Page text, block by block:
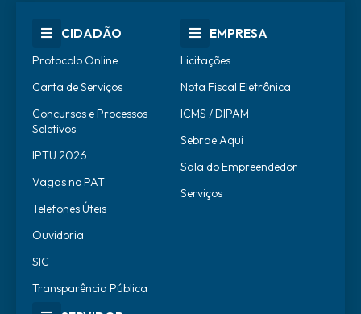
CIDADÃO
Protocolo Online
Carta de Serviços
Concursos e Processos
Seletivos
IPTU 2026
Vagas no PAT
Telefones Úteis
Ouvidoria
SIC
Transparência Pública
EMPRESA
Licitações
Nota Fiscal Eletrônica
ICMS / DIPAM
Sebrae Aqui
Sala do Empreendedor
Serviços